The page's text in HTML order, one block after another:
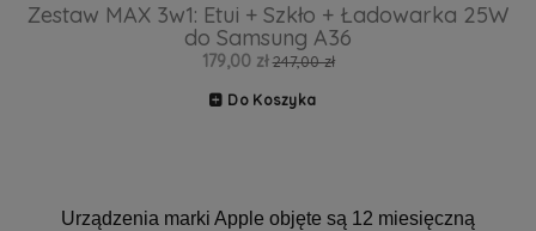
Zestaw MAX 3w1: Etui + Szkło + Ładowarka 25W
do Samsung A36
179,00 zł 247,00 zł
Do Koszyka
Urządzenia marki Apple objęte są 12 miesięczną